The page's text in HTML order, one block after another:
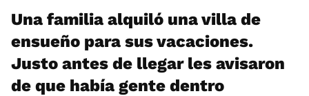
Una familia alquiló una villa de
ensueño para sus vacaciones.
Justo antes de llegar les avisaron
de que había gente dentro